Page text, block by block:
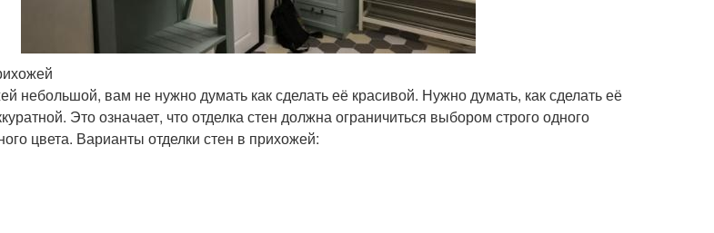
небольшой, вам не нужно думать как сделать её красивой. Нужно думать, как сделать её
Это означает, что отделка стен должна ограничиться выбором строго одного
цвета. Варианты отделки стен в прихожей: